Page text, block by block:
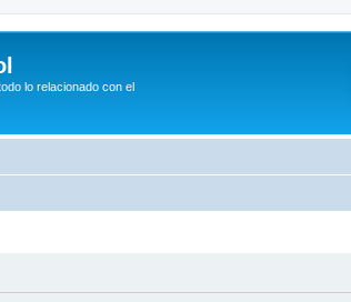
lo relacionado con el